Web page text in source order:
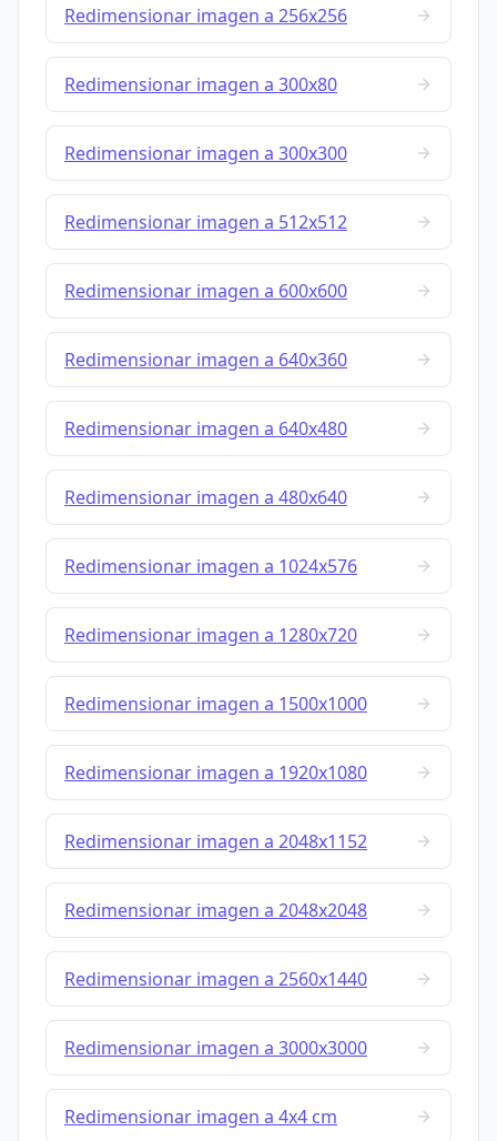
Redimensionar imagen a 256x256
Redimensionar imagen a 300x80
Redimensionar imagen a 300x300
Redimensionar imagen a 512x512
Redimensionar imagen a 600x600
Redimensionar imagen a 640x360
Redimensionar imagen a 640x480
Redimensionar imagen a 480x640
Redimensionar imagen a 1024x576
Redimensionar imagen a 1280x720
Redimensionar imagen a 1500x1000
Redimensionar imagen a 1920x1080
Redimensionar imagen a 2048x1152
Redimensionar imagen a 2048x2048
Redimensionar imagen a 2560x1440
Redimensionar imagen a 3000x3000
Redimensionar imagen a 4x4 cm